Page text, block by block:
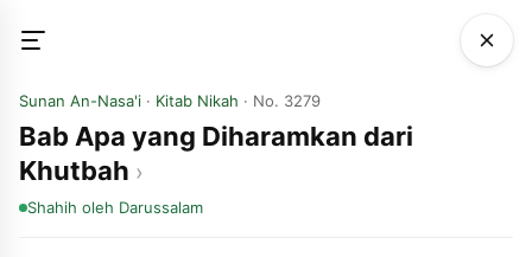
Sunan An-Nasa'i · Kitab Nikah · No. 3279
Bab Apa yang Diharamkan dari
Khutbah
Shahih oleh Darussalam